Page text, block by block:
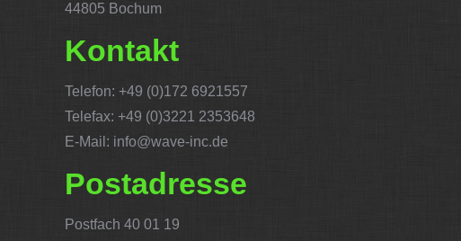
44805 Bochum
Kontakt
Telefon: +49 (0)172 6921557
Telefax: +49 (0)3221 2353648
E-Mail: info@wave-inc.de
Postadresse
Postfach 40 01 19